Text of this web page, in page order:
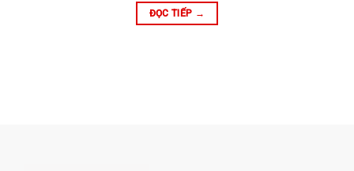
ĐỌC TIẾP →